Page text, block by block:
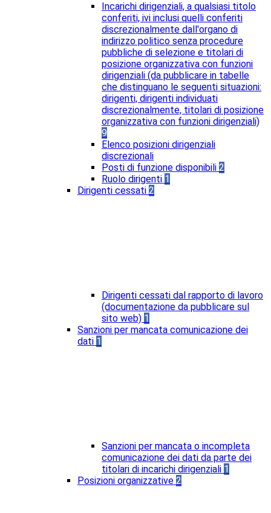
Incarichi dirigenziali, a qualsiasi titolo
conferiti, ivi inclusi quelli conferiti
discrezionalmente dall'organo di
indirizzo politico senza procedure
pubbliche di selezione e titolari di
posizione organizzativa con funzioni
dirigenziali (da pubblicare in tabelle
che distinguano le seguenti situazioni:
dirigenti, dirigenti individuati
discrezionalmente, titolari di posizione
organizzativa con funzioni dirigenziali)
9
Elenco posizioni dirigenziali
discrezionali
Posti di funzione disponibili 2
Ruolo dirigenti 1
Dirigenti cessati 2
Dirigenti cessati dal rapporto di lavoro
(documentazione da pubblicare sul
sito web) 1
Sanzioni per mancata comunicazione dei
dati 1
Sanzioni per mancata o incompleta
comunicazione dei dati da parte dei
titolari di incarichi dirigenziali 1
Posizioni organizzative 2